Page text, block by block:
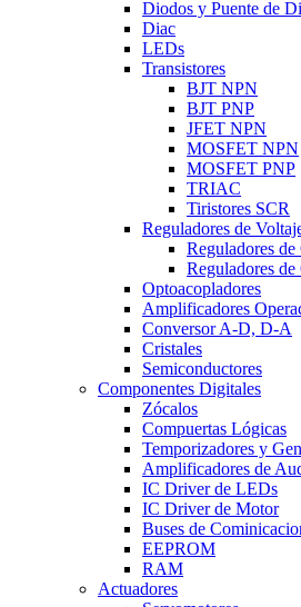
Diodos y Puente de
Diac
LEDs
Transistores
BJT NPN
BJT PNP
JFET NPN
MOSFET NPN
MOSFET PNP
TRIAC
Tiristores SCR
Reguladores de
Reguladores
Reguladores
Optoacopladores
Amplificadores
Conversor A-D, D-A
Cristales
Semiconductores
Componentes Digitales
Zócalos
Compuertas Lógicas
Temporizadores y
Amplificadores de
IC Driver de LEDs
IC Driver de Motor
Buses de
EEPROM
RAM
Actuadores